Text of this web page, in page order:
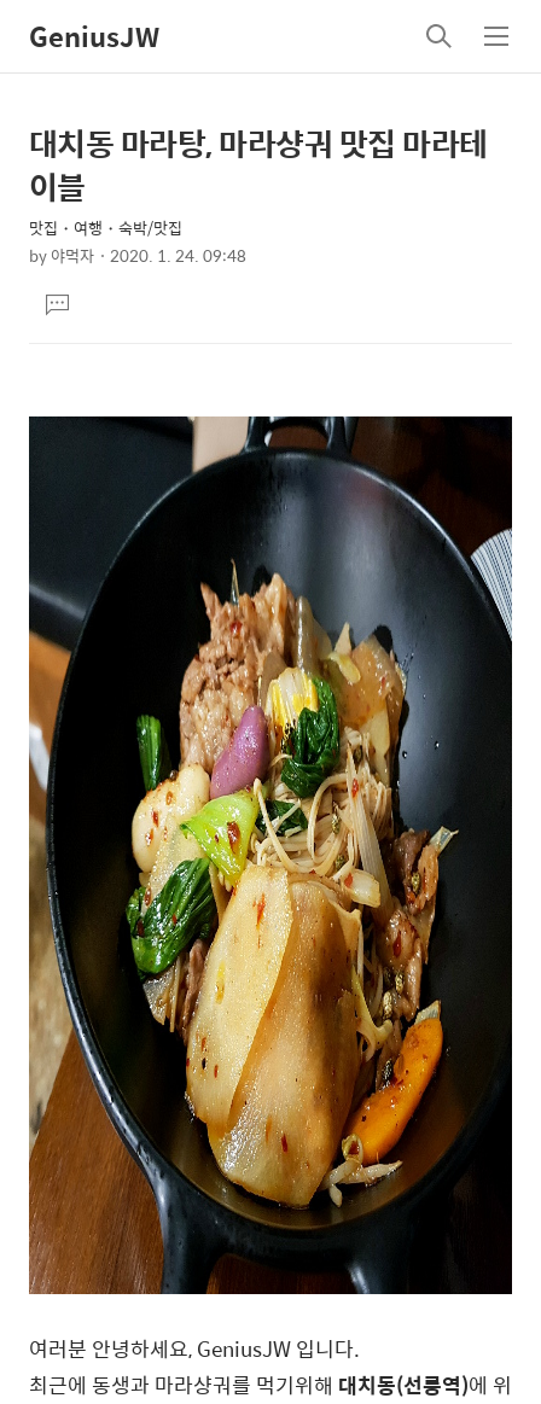
GeniusJW
검
색
메
뉴
상
세
컨
텐
본
문
제
목
대치동 마라탕, 마라샹궈 맛집 마라테
이블
맛집・여행・숙박/맛집
by야먹자 2020. 1. 24. 09:48
문댓
글
여러분 안녕하세요, GeniusJW 입니다.
최근에 동생과 마라샹궈를 먹기위해 대치동(선릉역)에 위